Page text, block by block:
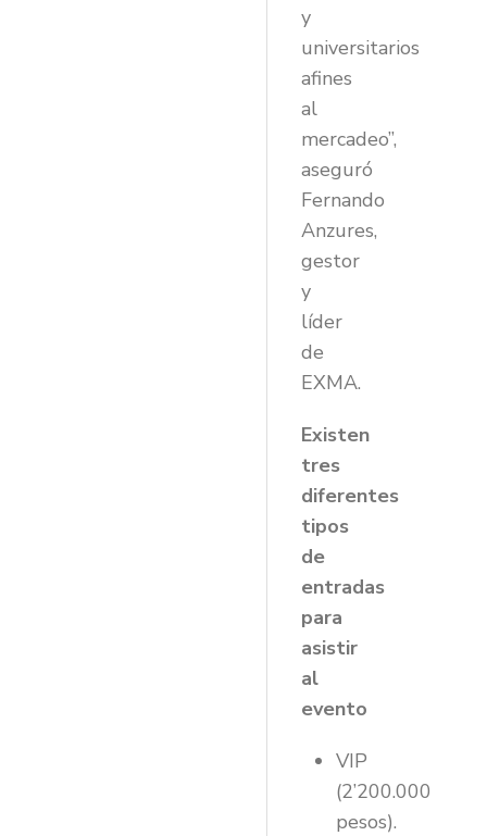
y
universitarios
afines
al
mercadeo”,
aseguró
Fernando
Anzures,
gestor
y
líder
de
EXMA.
Existen
tres
diferentes
tipos
de
entradas
para
asistir
al
evento
VIP
(2’200.000
pesos).